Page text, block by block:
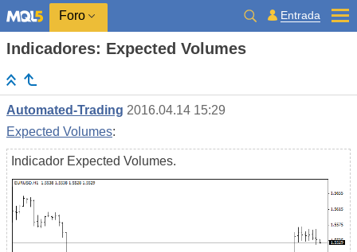
Foro Entrada
Indicadores: Expected Volumes
Automated-Trading 2016.04.14 15:29
Expected Volumes:
Indicador Expected Volumes.